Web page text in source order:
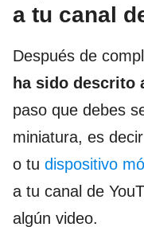
a tu canal
Después de
ha sido descrito
paso que debes
miniatura, es
o tu dispositivo
a tu canal de
algún video.